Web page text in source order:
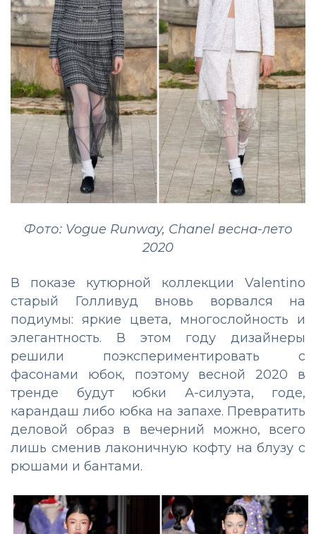
Фото: Vogue Runway, Chanel весна-лето
2020
В показе кутюрной коллекции Valentino
старый Голливуд вновь ворвался на
подиумы: яркие цвета, многослойность и
элегантность. В этом году дизайнеры
решили поэкспериментировать с
фасонами юбок, поэтому весной 2020 в
тренде будут юбки А-силуэта, годе,
карандаш либо юбка на запахе. Превратить
деловой образ в вечерний можно, всего
лишь сменив лаконичную кофту на блузу с
рюшами и бантами.